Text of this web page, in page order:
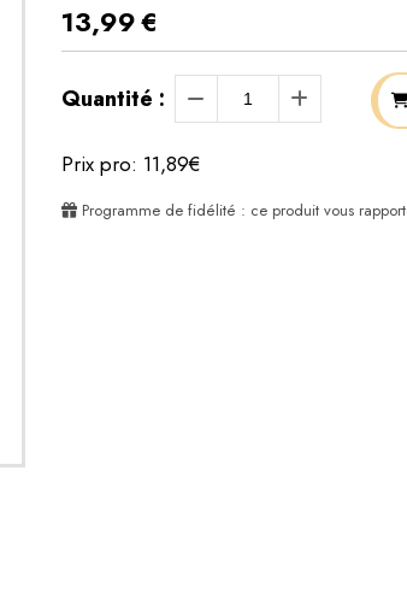
13,99€
Quantité :
Prix pro: 11,89€
Programme de fidélité : ce produit vous